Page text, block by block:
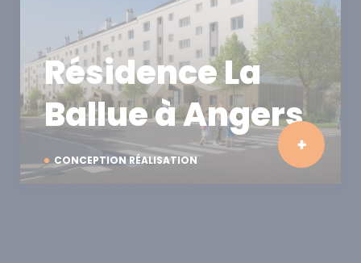
CONCEPTION RÉALISATION
Résidence La
Ballue à Angers